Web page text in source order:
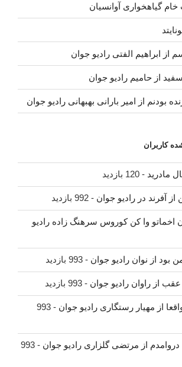
خام گیاهخواری آوانسیان
از ابراهیم الفتی رادیو جوان
از حامیم رادیو جوان
بودنم از امیر بارانی بهبهانی رادیو جوان
کاربران
مادرید - 120 بازدید
از آفرند در رادیو جوان - 992 بازدید
اخماتو وا کن کوروس سرهنگ زاده رادیو
بود از نوان رادیو جوان - 993 بازدید
عقب از راوان رادیو جوان - 993 بازدید
از مهیار رستگاری رادیو جوان
- 993
از مرتضی گلزاری رادیو جوان
- 993